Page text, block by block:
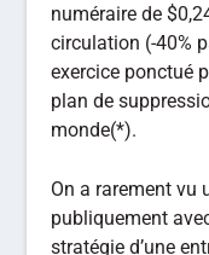
numéraire de
circulation (-40%
exercice ponctué
plan de
monde(*).
On a rarement vu
publiquement
stratégie d’une